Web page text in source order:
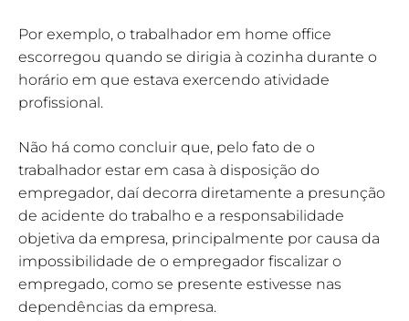
Por exemplo, o trabalhador em home office
escorregou quando se dirigia à cozinha durante o
horário em que estava exercendo atividade
profissional.
Não há como concluir que, pelo fato de o
trabalhador estar em casa à disposição do
empregador, daí decorra diretamente a presunção
de acidente do trabalho e a responsabilidade
objetiva da empresa, principalmente por causa da
impossibilidade de o empregador fiscalizar o
empregado, como se presente estivesse nas
dependências da empresa.